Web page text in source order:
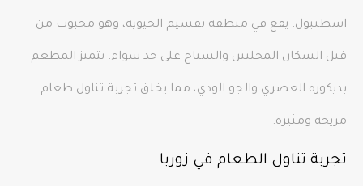
اسطنبول. يقع في منطقة تقسيم الحيوية، وهو محبوب من
قبل السكان المحليين والسياح على حد سواء. يتميز المطعم
بديكوره العصري والجو الودي، مما يخلق تجربة تناول طعام
مريحة ومثيرة.
تجربة تناول الطعام في زوربا